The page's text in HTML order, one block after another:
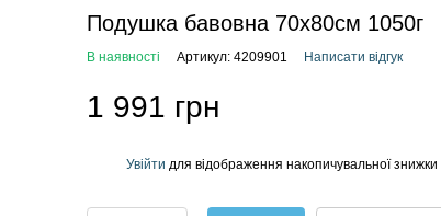
Подушка бавовна 70x80см 1050г
В наявності Артикул: 4209901 Написати відгук
1 991 грн
Увійти для відображення накопичувальної знижки